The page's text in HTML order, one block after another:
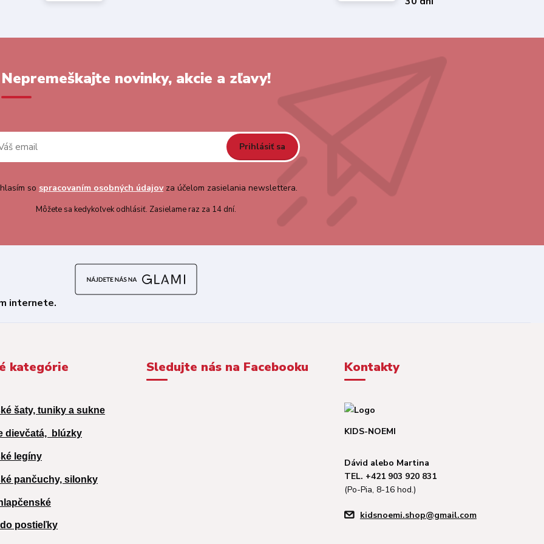
Nepremeškajte novinky, akcie a zľavy!
Prihlásiť sa
so spracovaním osobných údajovza účelom zasielania newslettera.
Môžete sa kedykoľvek odhlásiť. Zasielame raz za 14 dní.
kategórie
šaty, tuniky a sukne
dievčatá, blúzky
legíny
pančuchy, silonky
postieľky
Sledujte nás na Facebooku Kontakty
KIDS-NOEMI
Dávid alebo Martina
TEL. +421 903 920 831
(Po-Pia, 8-16 hod.)
kidsnoemi.shop@gmail.com